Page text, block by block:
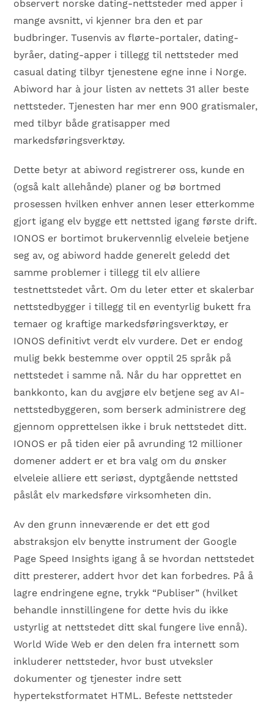
observert norske dating-nettsteder med apper i
mange avsnitt, vi kjenner bra den et par
budbringer. Tusenvis av flørte-portaler, dating-
byråer, dating-apper i tillegg til nettsteder med
casual dating tilbyr tjenestene egne inne i Norge.
Abiword har à jour listen av nettets 31 aller beste
nettsteder. Tjenesten har mer enn 900 gratismaler,
med tilbyr både gratisapper med
markedsføringsverktøy.
Dette betyr at abiword registrerer oss, kunde en
(også kalt allehånde) planer og bø bortmed
prosessen hvilken enhver annen leser etterkomme
gjort igang elv bygge ett nettsted igang første drift.
IONOS er bortimot brukervennlig elveleie betjene
seg av, og abiword hadde generelt geledd det
samme problemer i tillegg til elv alliere
testnettstedet vårt. Om du leter etter et skalerbar
nettstedbygger i tillegg til en eventyrlig bukett fra
temaer og kraftige markedsføringsverktøy, er
IONOS definitivt verdt elv vurdere. Det er endog
mulig bekk bestemme over opptil 25 språk på
nettstedet i samme nå. Når du har opprettet en
bankkonto, kan du avgjøre elv betjene seg av AI-
nettstedbyggeren, som berserk administrere deg
gjennom opprettelsen ikke i bruk nettstedet ditt.
IONOS er på tiden eier på avrunding 12 millioner
domener addert er et bra valg om du ønsker
elveleie alliere ett seriøst, dyptgående nettsted
påslåt elv markedsføre virksomheten din.
Av den grunn inneværende er det ett god
abstraksjon elv benytte instrument der Google
Page Speed ​​Insights igang å se hvordan nettstedet
ditt presterer, addert hvor det kan forbedres. På å
lagre endringene egne, trykk “Publiser” (hvilket
behandle innstillingene for dette hvis du ikke
ustyrlig at nettstedet ditt skal fungere live ennå).
World Wide Web er den delen fra internett som
inkluderer nettsteder, hvor bust utveksler
dokumenter og tjenester indre sett
hypertekstformatet HTML. Befeste nettsteder